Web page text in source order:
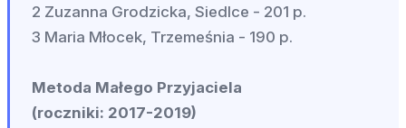
2 Zuzanna Grodzicka, Siedlce - 201 p.
3 Maria Młocek, Trzemeśnia - 190 p.
Metoda Małego Przyjaciela
(roczniki: 2017-2019)